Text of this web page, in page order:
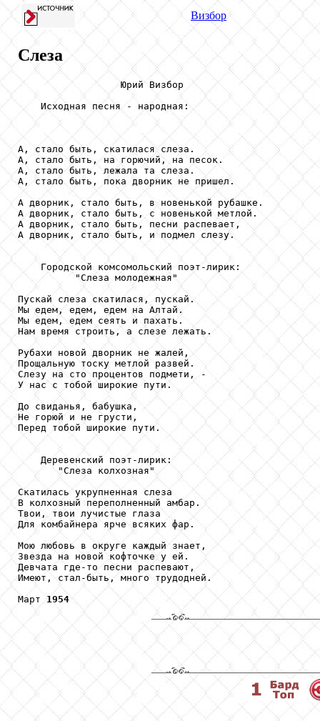
Визбор
Слеза
                  Юрий Визбор
    Исходная песня - народная:
А, стало быть, скатилася слеза.
А, стало быть, на горючий, на песок.
А, стало быть, лежала та слеза.
А, стало быть, пока дворник не пришел.
А дворник, стало быть, в новенькой рубашке.
А дворник, стало быть, с новенькой метлой.
А дворник, стало быть, песни распевает,
А дворник, стало быть, и подмел слезу.
    Городской комсомольский поэт-лирик:
          "Слеза молодежная"
Пускай слеза скатилася, пускай.
Мы едем, едем, едем на Алтай.
Мы едем, едем сеять и пахать.
Нам время строить, а слезе лежать.
Рубахи новой дворник не жалей,
Прощальную тоску метлой развей.
Слезу на сто процентов подмети, -
У нас с тобой широкие пути.
До свиданья, бабушка,
Не горюй и не грусти,
Перед тобой широкие пути.
    Деревенский поэт-лирик:
       "Слеза колхозная"
Скатилась укрупненная слеза
В колхозный переполненный амбар.
Твои, твои лучистые глаза
Для комбайнера ярче всяких фар.
Мою любовь в округе каждый знает,
Звезда на новой кофточке у ей.
Девчата где-то песни распевают,
Имеют, стал-быть, много трудодней.
Март 1954